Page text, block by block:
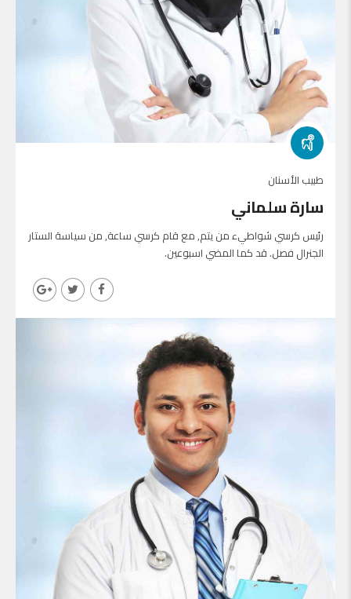
طبيب الأسنان
سارة سلماني
رئيس كرسي شواطيء من يتم, مع قام كرسي ساعة, من سياسة الستار
الجنرال فصل. قد كما المضي اسبوعين.